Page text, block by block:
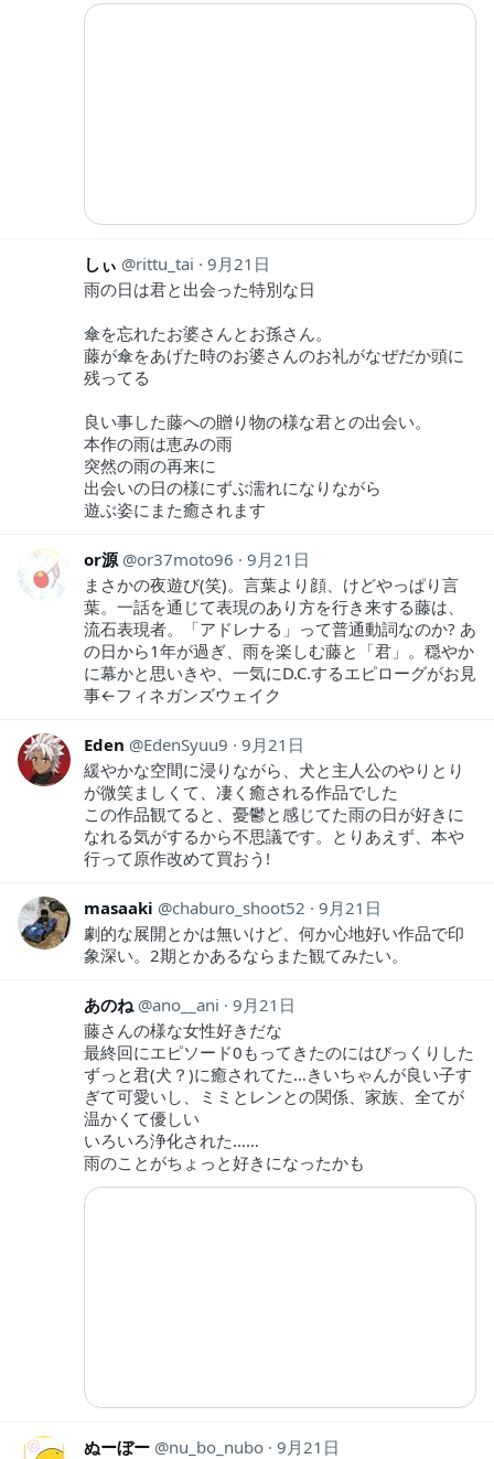
しぃ rittu_tai
9月21日
雨の日は君と出会った特別な日
傘を忘れたお婆さんとお孫さん。
藤が傘をあげた時のお婆さんのお礼がなぜだか頭に
残ってる
良い事した藤への贈り物の様な君との出会い。
本作の雨は恵みの雨
突然の雨の再来に
出会いの日の様にずぶ濡れになりながら
遊ぶ姿にまた癒されます
or源 or37moto96
9月21日
まさかの夜遊び(笑)。言葉より顔、けどやっぱり言
葉。一話を通じて表現のあり方を行き来する藤は、
流石表現者。「アドレナる」って普通動詞なのか? あ
の日から1年が過ぎ、雨を楽しむ藤と「君」。穏やか
に幕かと思いきや、一気にD.C.するエピローグがお見
事←フィネガンズウェイク
Eden EdenSyuu9
9月21日
緩やかな空間に浸りながら、犬と主人公のやりとり
が微笑ましくて、凄く癒される作品でした
この作品観てると、憂鬱と感じてた雨の日が好きに
なれる気がするから不思議です。とりあえず、本や
行って原作改めて買おう!
masaaki chaburo_shoot52
9月21日
劇的な展開とかは無いけど、何か心地好い作品で印
象深い。2期とかあるならまた観てみたい。
あのね ano__ani
9月21日
藤さんの様な女性好きだな
最終回にエピソード0もってきたのにはびっくりした
ずっと君(犬？)に癒されてた…きいちゃんが良い子す
ぎて可愛いし、ミミとレンとの関係、家族、全てが
温かくて優しい
いろいろ浄化された……
雨のことがちょっと好きになったかも
ぬーぼー nu_bo_nubo 9月21日